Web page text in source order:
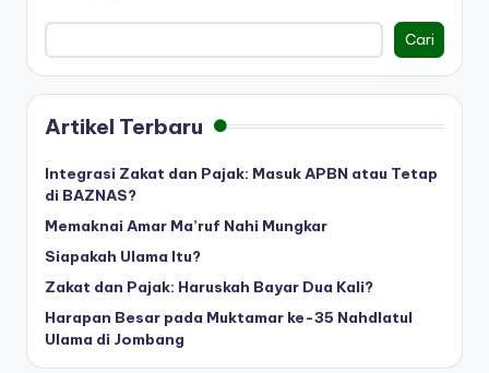
Cari
Artikel Terbaru
Integrasi Zakat dan Pajak: Masuk APBN atau Tetap
di BAZNAS?
Memaknai Amar Ma’ruf Nahi Mungkar
Siapakah Ulama Itu?
Zakat dan Pajak: Haruskah Bayar Dua Kali?
Harapan Besar pada Muktamar ke-35 Nahdlatul
Ulama di Jombang